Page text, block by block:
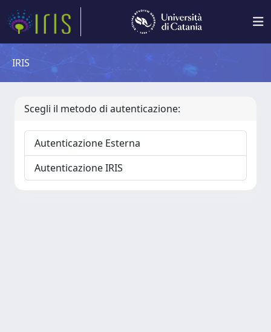
IRIS
Scegli il metodo di autenticazione:
Autenticazione Esterna
Autenticazione IRIS